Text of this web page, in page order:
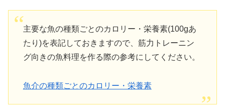
主要な魚の種類ごとのカロリー・栄養素(100gあ
たり)を表記しておきますので、筋力トレーニン
グ向きの魚料理を作る際の参考にしてください。
魚介の種類ごとのカロリー・栄養素